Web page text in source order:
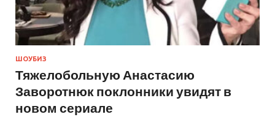
ШОУБИЗ
Тяжелобольную Анастасию
Заворотнюк поклонники увидят в
новом сериале